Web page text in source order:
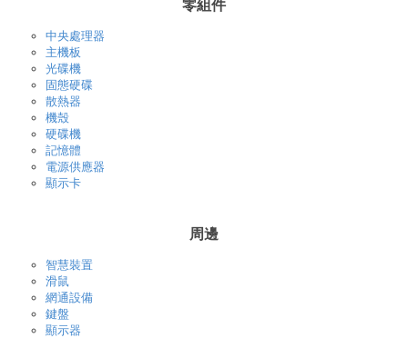
零組件
中央處理器
主機板
光碟機
固態硬碟
散熱器
機殼
硬碟機
記憶體
電源供應器
顯示卡
周邊
智慧裝置
滑鼠
網通設備
鍵盤
顯示器